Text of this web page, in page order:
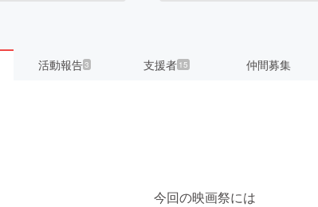
活動報告3 支援者 15 仲間募集
今回の映画祭には